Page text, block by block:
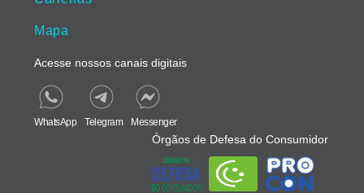
Mapa
Acesse nossos canais digitais
WhatsApp Telegram Messenger
Órgãos de Defesa do Consumidor